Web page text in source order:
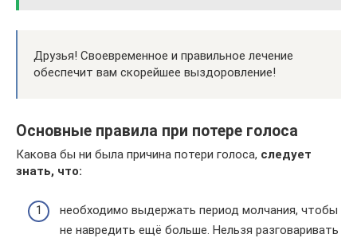
Друзья! Своевременное и правильное лечение
обеспечит вам скорейшее выздоровление!
Основные правила при потере голоса
Какова бы ни была причина потери голоса, следует
знать, что:
необходимо выдержать период молчания, чтобы
не навредить ещё больше. Нельзя разговаривать